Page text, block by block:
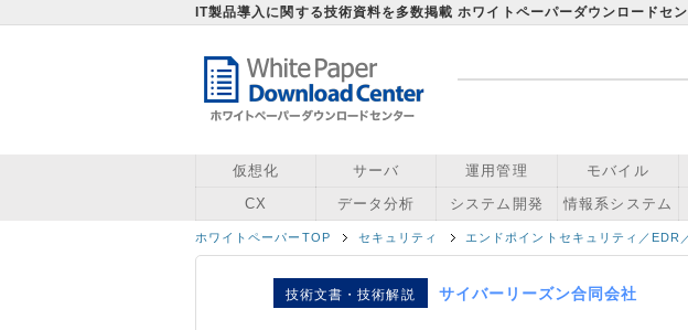
IT製品導入に関する技術資料を多数掲載 ホワイトペーパーダウンロードセ
仮想化 サーバ 運用管理 モバイル
CX
データ分析 システム開発 情報系システム
ホワイトペーパーTOP セキュリティ エンドポイントセキュリティ／EDR
技術文書・技術解説 サイバーリーズン合同会社